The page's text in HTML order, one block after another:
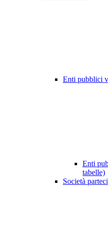
Enti pubblici
Enti
tabelle)
Società